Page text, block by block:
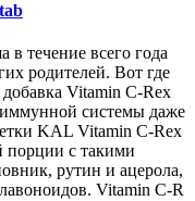
течение всего года
родителей. Вот где
Vitamin C-Rex
иммунной системы даже
KAL Vitamin C-Rex
порции с такими
рутин и ацерола,
Vitamin C-R